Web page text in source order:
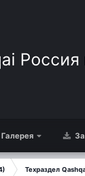
Галерея
Техраздел